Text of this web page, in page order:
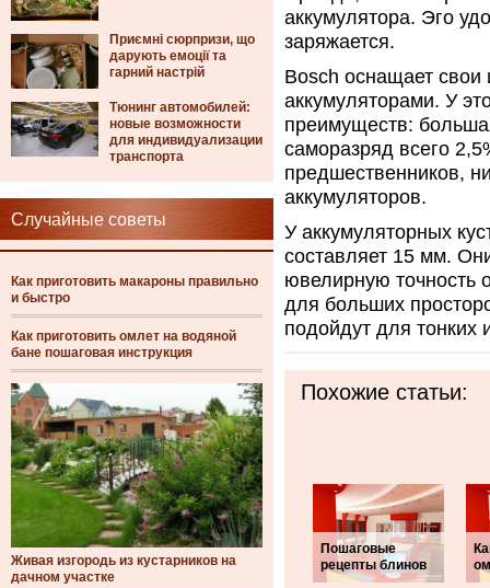
Приємні сюрпризи, що
дарують емоції та
гарний настрій
Тюнинг автомобилей:
новые возможности
для индивидуализации
транспорта
Случайные советы
Как приготовить макароны правильно
и быстро
Как приготовить омлет на водяной
бане пошаговая инструкция
Живая изгородь из кустарников на
дачном участке
аккумулятора. Эго
заряжается.
Bosch оснащает
аккумуляторами. У
преимуществ:
саморазряд всего
предшественников,
аккумуляторов.
У аккумуляторных
составляет 15 мм.
ювелирную точность
для больших
подойдут для тонких
Похожие статьи:
Пошаговые
рецепты блинов